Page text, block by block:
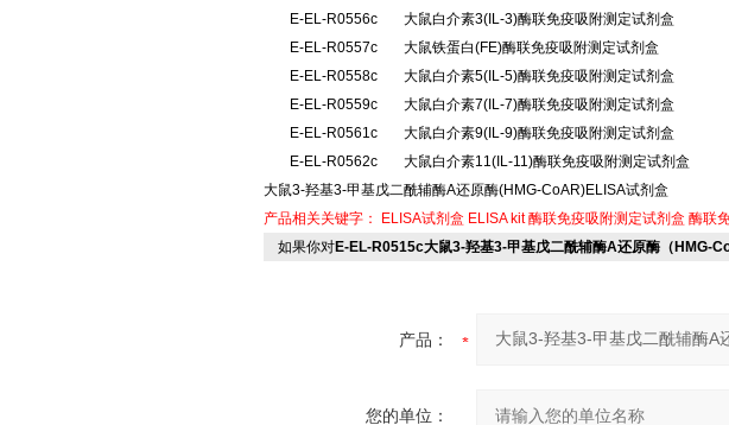
E-EL-R0556c
大鼠白介素3(IL-3)酶联免疫吸附测定试剂盒
E-EL-R0557c
大鼠铁蛋白(FE)酶联免疫吸附测定试剂盒
E-EL-R0558c
大鼠白介素5(IL-5)酶联免疫吸附测定试剂盒
E-EL-R0559c
大鼠白介素7(IL-7)酶联免疫吸附测定试剂盒
E-EL-R0561c
大鼠白介素9(IL-9)酶联免疫吸附测定试剂盒
E-EL-R0562c
大鼠白介素11(IL-11)酶联免疫吸附测定试剂盒
大鼠3-羟基3-甲基戊二酰辅酶A还原酶(HMG-CoAR)ELISA试剂盒
产品相关关键字：
ELISA试剂盒 ELISA kit 酶联免疫吸附测定试剂盒 酶联
如果你对E-EL-R0515c大鼠3-羟基3-甲基戊二酰辅酶A还原酶（HMG-
产品：
您的单位：